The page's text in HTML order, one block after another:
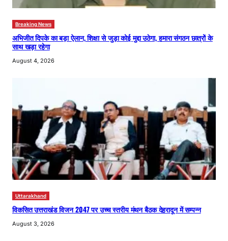
Breaking News
अभिजीत दिपके का बड़ा ऐलान, शिक्षा से जुड़ा कोई मुद्दा उठेगा, हमारा संगठन छात्रों के
साथ खड़ा रहेगा
August 4, 2026
Uttarakhand
विकसित उत्तराखंड विजन 2047 पर उच्च स्तरीय मंथन बैठक देहरादून में सम्पन्न
August 3, 2026